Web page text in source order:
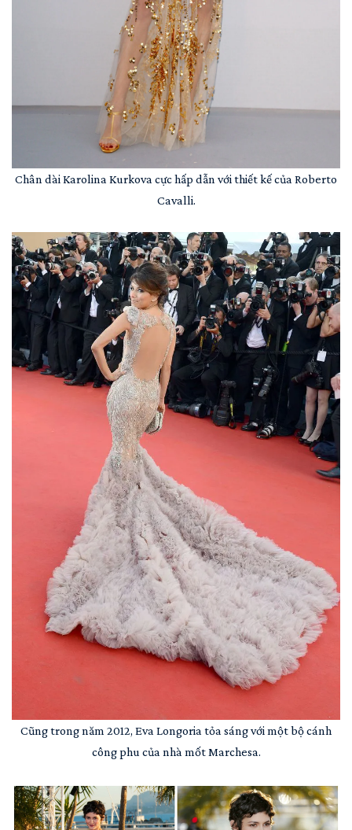
Chân dài Karolina Kurkova cực hấp dẫn với thiết kế của Roberto
Cavalli.
Cũng trong năm 2012, Eva Longoria tỏa sáng với một bộ cánh
công phu của nhà mốt Marchesa.